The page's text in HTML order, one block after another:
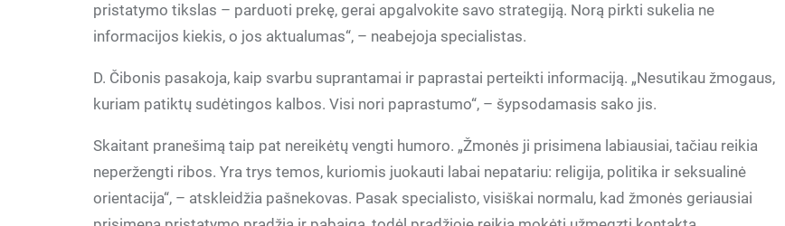
pristatymo tikslas – parduoti prekę, gerai apgalvokite savo strategiją. Norą pirkti sukelia ne
informacijos kiekis, o jos aktualumas“, – neabejoja specialistas.
D. Čibonis pasakoja, kaip svarbu suprantamai ir paprastai perteikti informaciją. „Nesutikau žmogaus,
kuriam patiktų sudėtingos kalbos. Visi nori paprastumo“, – šypsodamasis sako jis.
Skaitant pranešimą taip pat nereikėtų vengti humoro. „Žmonės ji prisimena labiausiai, tačiau reikia
neperžengti ribos. Yra trys temos, kuriomis juokauti labai nepatariu: religija, politika ir seksualinė
orientacija“, – atskleidžia pašnekovas. Pasak specialisto, visiškai normalu, kad žmonės geriausiai